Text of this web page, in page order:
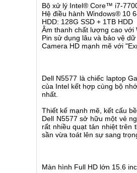
Bộ xử lý Intel® Core™ i7-
Hệ điều hành Windows® 10
HDD: 128G SSD + 1TB HDD
Âm thanh chất lượng cao với
Pin sử dụng lâu và bảo vệ dữ
Camera HD mạnh mẽ với
Dell N5577 là chiếc laptop
của Intel kết hợp cùng bộ
nhất.
Thiết kế mạnh mẽ, kết cấu
Dell N5577 sở hữu một vẻ
rất nhiều quạt tản nhiệt trên
sần vừa toát lên sự sang
Màn hình Full HD lớn 15.6